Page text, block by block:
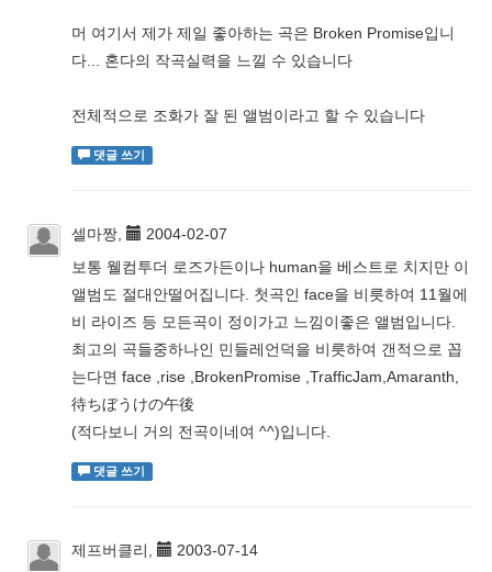
머 여기서 제가 제일 좋아하는 곡은 Broken Promise입니
다... 혼다의 작곡실력을 느낄 수 있습니다
전체적으로 조화가 잘 된 앨범이라고 할 수 있습니다
댓글 쓰기
셀마짱,
2004-02-07
보통 웰컴투더 로즈가든이나 human을 베스트로 치지만 이
앨범도 절대안떨어집니다. 첫곡인 face을 비릇하여 11월에
비 라이즈 등 모든곡이 정이가고 느낌이좋은 앨범입니다.
최고의 곡들중하나인 민들레언덕을 비릇하여 갠적으로 꼽
는다면 face ,rise ,BrokenPromise ,TrafficJam,Amaranth,
待ちぼうけの午後
(적다보니 거의 전곡이네여 ^^)입니다.
댓글 쓰기
제프버클리,
2003-07-14